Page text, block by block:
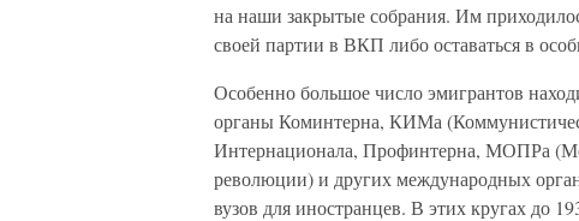
на наши закрытые собрания. Им
своей партии в ВКП либо оставаться в
Особенно большое число эмигрантов
органы Коминтерна, КИМа
Интернационала, Профинтерна, МОПРа
революции) и других международных
вузов для иностранцев. В этих кругах до